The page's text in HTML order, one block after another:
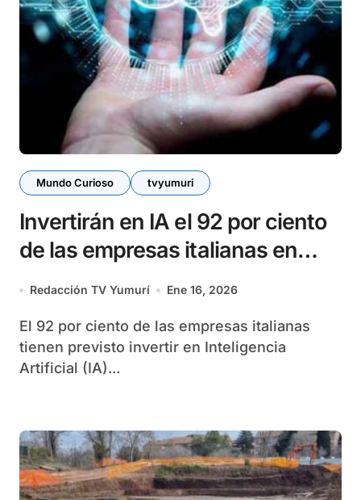
Mundo Curioso tvyumuri
Invertirán en IA el 92 por ciento
de las empresas italianas en
2026
Redacción TV Yumurí Ene 16, 2026
El 92 por ciento de las empresas italianas
tienen previsto invertir en Inteligencia
Artificial (IA)...